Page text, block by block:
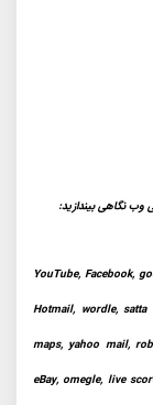
YouTube, Facebook,
Hotmail, wordle,
maps, yahoo mail,
eBay, omegle, live